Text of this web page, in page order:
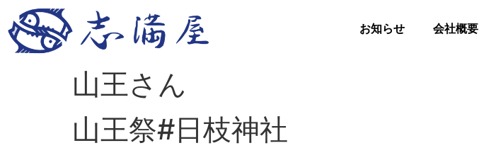
お知らせ 会社概要
山王さん
山王祭#日枝神社